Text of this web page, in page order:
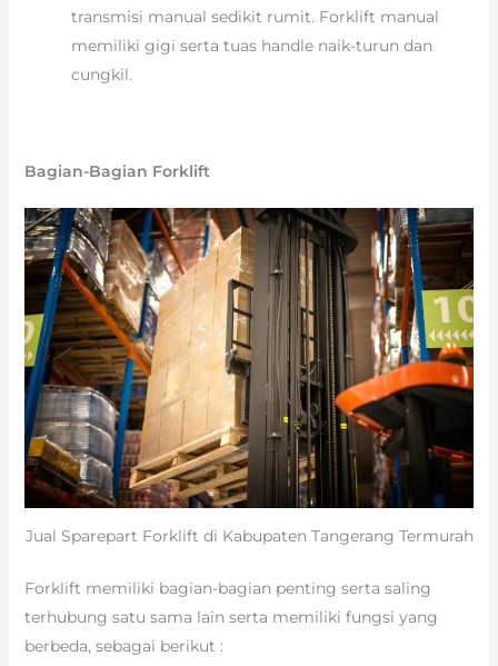
transmisi manual sedikit rumit. Forklift manual
memiliki gigi serta tuas handle naik-turun dan
cungkil.
Bagian-Bagian Forklift
Jual Sparepart Forklift di Kabupaten Tangerang Termurah
Forklift memiliki bagian-bagian penting serta saling
terhubung satu sama lain serta memiliki fungsi yang
berbeda, sebagai berikut :